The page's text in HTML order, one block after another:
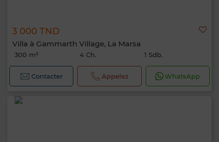
3 000 TND
Villa à Gammarth Village, La Marsa
300 m² 4 Ch. 1 Sdb.
Contacter Appelez WhatsApp